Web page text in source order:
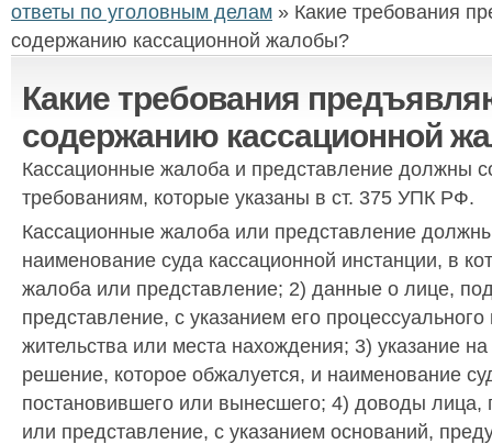
ответы по уголовным делам » Какие требования
содержанию кассационной жалобы?
Какие требования
содержанию кассационной
Кассационные жалоба и представление должны
требованиям, которые указаны в ст. 375 УПК РФ.
Кассационные жалоба или представление
наименование суда кассационной инстанции, в
жалоба или представление; 2) данные о лице,
представление, с указанием его
жительства или места нахождения; 3) указание
решение, которое обжалуется, и наименование
постановившего или вынесшего; 4) доводы лица,
или представление, с указанием оснований,